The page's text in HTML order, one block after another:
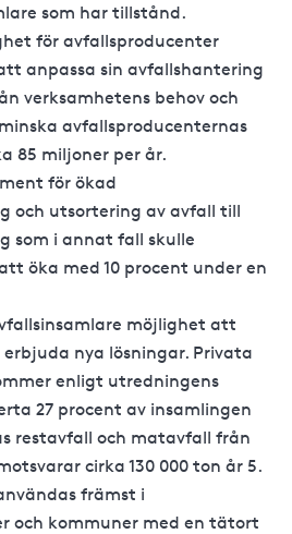
som har tillstånd.
för avfallsproducenter
anpassa sin avfallshantering
verksamhetens behov och
avfallsproducenternas
85 miljoner per år.
för ökad
och utsortering av avfall till
som i annat fall skulle
öka med 10 procent under en
möjlighet att
erbjuda nya lösningar. Privata
enligt utredningens
27 procent av insamlingen
restavfall och matavfall från
cirka 130 000 ton år 5.
främst i
och kommuner med en tätort